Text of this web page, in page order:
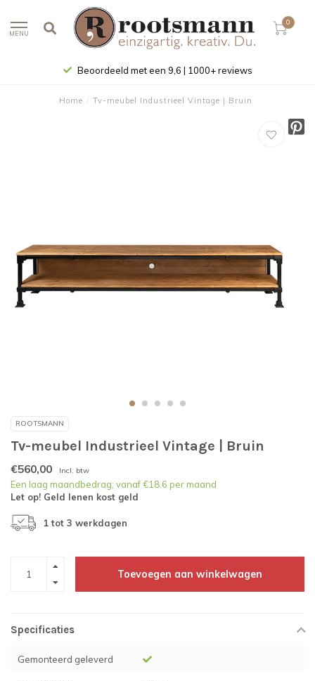
MENU
0
Beoordeeld met een 9,6 | 1000+ reviews
Home / Tv-meubel Industrieel Vintage | Bruin
ROOTSMANN
Tv-meubel Industrieel Vintage | Bruin
€560,00 Incl. btw
Een laag maandbedrag; vanaf €18.6 per maand
Let op! Geld lenen kost geld
1 tot 3 werkdagen
Toevoegen aan winkelwagen
Specificaties
Gemonteerd geleverd